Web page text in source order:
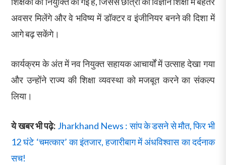
अवसर मिलेंगे और वे भविष्य में डॉक्टर व इंजीनियर बनने की दिशा में
आगे बढ़ सकेंगे।
कार्यक्रम के अंत में नव नियुक्त सहायक आचार्यों में उत्साह देखा गया
और उन्होंने राज्य की शिक्षा व्यवस्था को मजबूत करने का संकल्प
लिया।
ये खबर भी पढ़े: Jharkhand News : सांप के डसने से मौत, फिर भी
12 घंटे ‘चमत्कार’ का इंतजार, हजारीबाग में अंधविश्वास का दर्दनाक
सच!